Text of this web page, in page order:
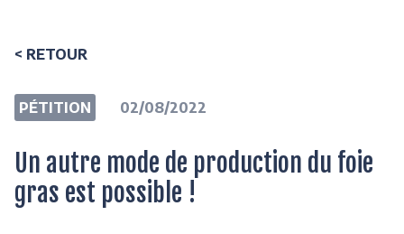
< RETOUR
PÉTITION 02/08/2022
Un autre mode de production du foie
gras est possible !